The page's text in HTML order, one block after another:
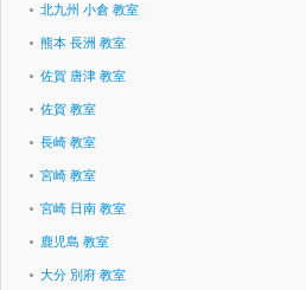
北九州 小倉 教室
熊本 長洲 教室
佐賀 唐津 教室
佐賀 教室
長崎 教室
宮崎 教室
宮崎 日南 教室
鹿児島 教室
大分 別府 教室